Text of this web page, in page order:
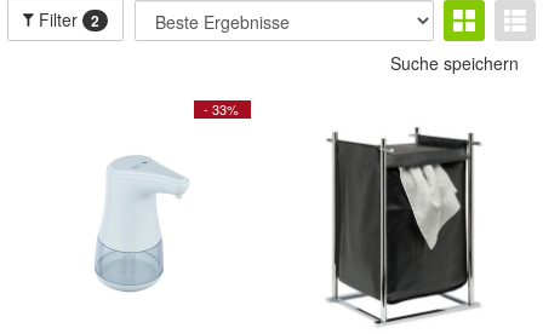
Filter 2
Suche speichern
- 33%